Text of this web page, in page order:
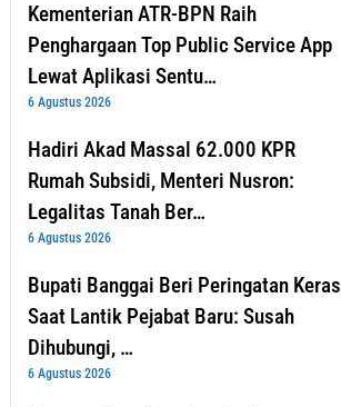
Kementerian ATR-BPN Raih
Penghargaan Top Public Service App
Lewat Aplikasi Sentu…
6 Agustus 2026
Hadiri Akad Massal 62.000 KPR
Rumah Subsidi, Menteri Nusron:
Legalitas Tanah Ber…
6 Agustus 2026
Bupati Banggai Beri Peringatan Keras
Saat Lantik Pejabat Baru: Susah
Dihubungi, …
6 Agustus 2026